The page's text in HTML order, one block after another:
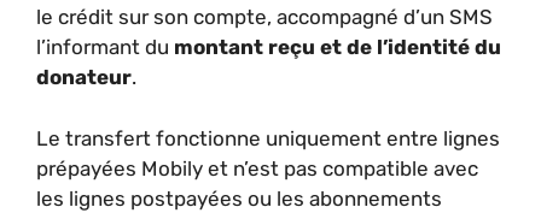
le crédit sur son compte, accompagné d’un SMS
l’informant du montant reçu et de l’identité du
donateur.
Le transfert fonctionne uniquement entre lignes
prépayées Mobily et n’est pas compatible avec
les lignes postpayées ou les abonnements